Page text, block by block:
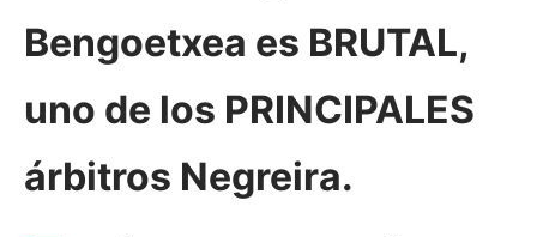
Bengoetxea es BRUTAL,
uno de los PRINCIPALES
árbitros Negreira.